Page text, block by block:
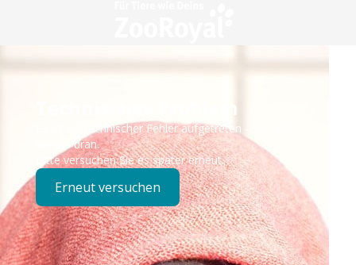
Technisches Problem
Es ist ein technischer Fehler aufgetreten – wir sind
bereits dran.
Bitte versuchen Sie es später erneut.
Erneut versuchen